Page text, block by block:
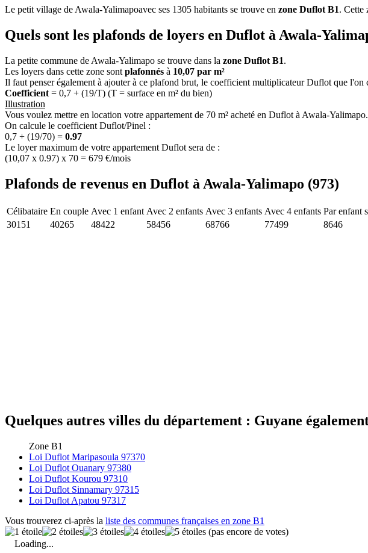
Le petit village de Awala-Yalimapoavec ses 1305 habitants se trouve en zone Duflot B1. Cette
Quels sont les plafonds de loyers en Duflot à Awala-
La petite commune de Awala-Yalimapo se trouve dans la zone Duflot B1.
Les loyers dans cette zone sont plafonnés à 10,07 par m²
Il faut penser également à ajouter à ce plafond brut, le coefficient multiplicateur Duflot que l'on
Coefficient = 0,7 + (19/T) (T = surface en m² du bien)
Illustration
Vous voulez mettre en location votre appartement de 70 m² acheté en Duflot à Awala-Yalimapo.
On calcule le coefficient Duflot/Pinel :
0,7 + (19/70) = 0.97
Le loyer maximum de votre appartement Duflot sera de :
(10,07 x 0.97) x 70 = 679 €/mois
Plafonds de revenus en Duflot à Awala-Yalimapo (973)
Célibataire En couple Avec 1 enfant Avec 2 enfants Avec 3 enfants Avec 4 enfants Par enfant
30151
40265 48422 58456 68766 77499 8646
Quelques autres villes du département : Guyane
Zone B1
Loi Duflot Maripasoula 97370
Loi Duflot Ouanary 97380
Loi Duflot Kourou 97310
Loi Duflot Sinnamary 97315
Loi Duflot Apatou 97317
Vous trouverez ci-après la liste des communes françaises en zone B1
(pas encore de votes)
Loading...